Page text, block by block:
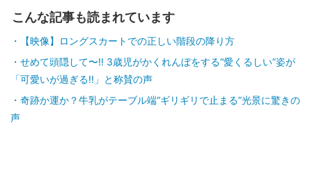
こんな記事も読まれています
【映像】ロングスカートでの正しい階段の降り方
せめて頭隠して〜!! 3歳児がかくれんぼをする“愛くるしい”姿が
「可愛いが過ぎる!!」と称賛の声
奇跡か運か？牛乳がテーブル端“ギリギリで止まる”光景に驚きの
声